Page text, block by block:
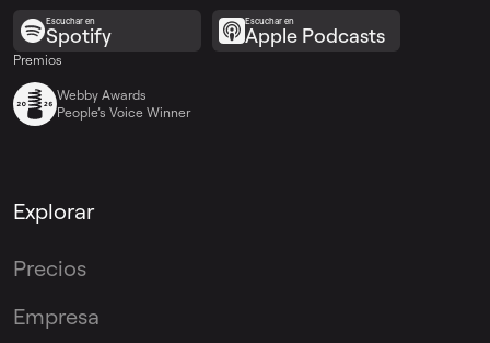
separado con la voz principal y los coros y
enfocarte en las partes vocales exactas que
necesitas.
Escuchar en
Spotify
Escuchar en
Apple Podcasts
Premios
Webby Awards
People’s Voice Winner
Explorar
Precios
Empresa